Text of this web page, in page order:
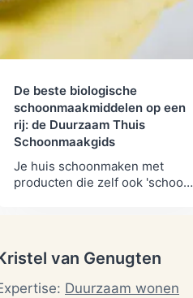
De beste biologische
schoonmaakmiddelen op een
rij: de Duurzaam Thuis
Schoonmaakgids
Je huis schoonmaken met
producten die zelf ook 'schoon'
van Genugten
Duurzaam wonen